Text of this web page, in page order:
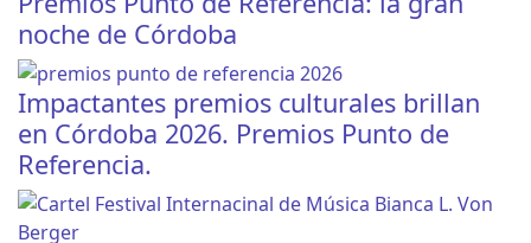
noche de Córdoba
Impactantes premios culturales brillan
en Córdoba 2026. Premios Punto de
Referencia.